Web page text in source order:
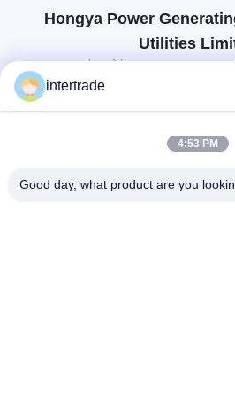
Hongya Power
Utilities
προσαρμοσμένες λύσεις για να
86-28-
intertrade
4:53 PM
Good day, what product are you